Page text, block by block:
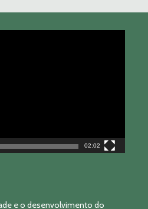
02:02
e o desenvolvimento do